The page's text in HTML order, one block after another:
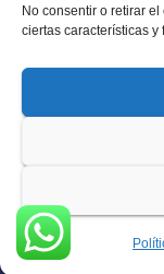
No consentir o retirar
ciertas características y